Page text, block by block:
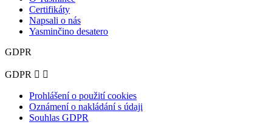
Certifikáty
Napsali o nás
Yasminčino desatero
GDPR
GDPR  
Prohlášení o použití cookies
Oznámení o nakládání s údaji
Souhlas GDPR